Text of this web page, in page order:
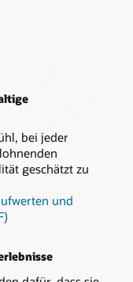
bei jeder
geschätzt zu
und